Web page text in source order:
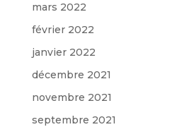
mars 2022
février 2022
janvier 2022
décembre 2021
novembre 2021
septembre 2021